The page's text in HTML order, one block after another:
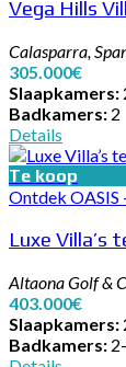
Vega Hills
Calasparra,
305.000€
Slaapkamers:
Badkamers: 2
Details
Te koop
Ontdek OASIS
Luxe Villa’s
Altaona Golf &
403.000€
Slaapkamers:
Badkamers: